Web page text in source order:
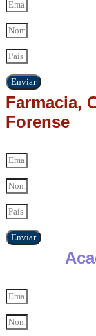
Enviar
Farmacia,
Forense
Enviar